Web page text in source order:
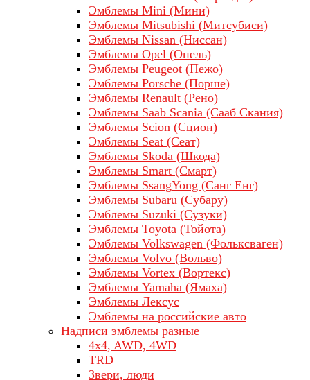
Эмблемы Mini (Мини)
Эмблемы Mitsubishi (Митсубиси)
Эмблемы Nissan (Ниссан)
Эмблемы Opel (Опель)
Эмблемы Peugeot (Пежо)
Эмблемы Porsche (Порше)
Эмблемы Renault (Рено)
Эмблемы Saab Scania (Сааб Скания)
Эмблемы Scion (Сцион)
Эмблемы Seat (Сеат)
Эмблемы Skoda (Шкода)
Эмблемы Smart (Смарт)
Эмблемы SsangYong (Санг Енг)
Эмблемы Subaru (Субару)
Эмблемы Suzuki (Сузуки)
Эмблемы Toyota (Тойота)
Эмблемы Volkswagen (Фольксваген)
Эмблемы Volvo (Вольво)
Эмблемы Vortex (Вортекс)
Эмблемы Yamaha (Ямаха)
Эмблемы Лексус
Эмблемы на российские авто
Надписи эмблемы разные
4x4, AWD, 4WD
TRD
Звери, люди